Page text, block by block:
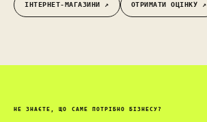
ІНТЕРНЕТ-МАГАЗИНИ ↗︎ ОТРИМАТИ ОЦІНКУ ↗︎
НЕ ЗНАЄТЕ, ЩО САМЕ ПОТРІБНО БІЗНЕСУ?